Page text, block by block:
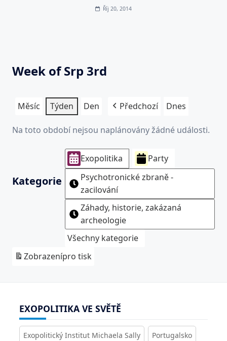
Říj 20, 2014
Week of Srp 3rd
Měsíc Týden Den Předchozí Dnes
Na toto období nejsou naplánovány žádné události.
Kategorie
Exopolitika
Party
Psychotronické zbraně -
zacilování
Záhady, historie, zakázaná
archeologie
Všechny kategorie
Zobrazenípro tisk
EXOPOLITIKA VE SVĚTĚ
Exopolitický Institut Michaela Sally Portugalsko